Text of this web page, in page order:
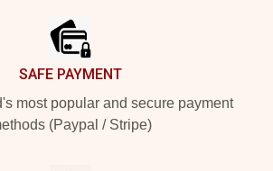
SAFE PAYMENT
most popular and secure payment
(Paypal / Stripe)